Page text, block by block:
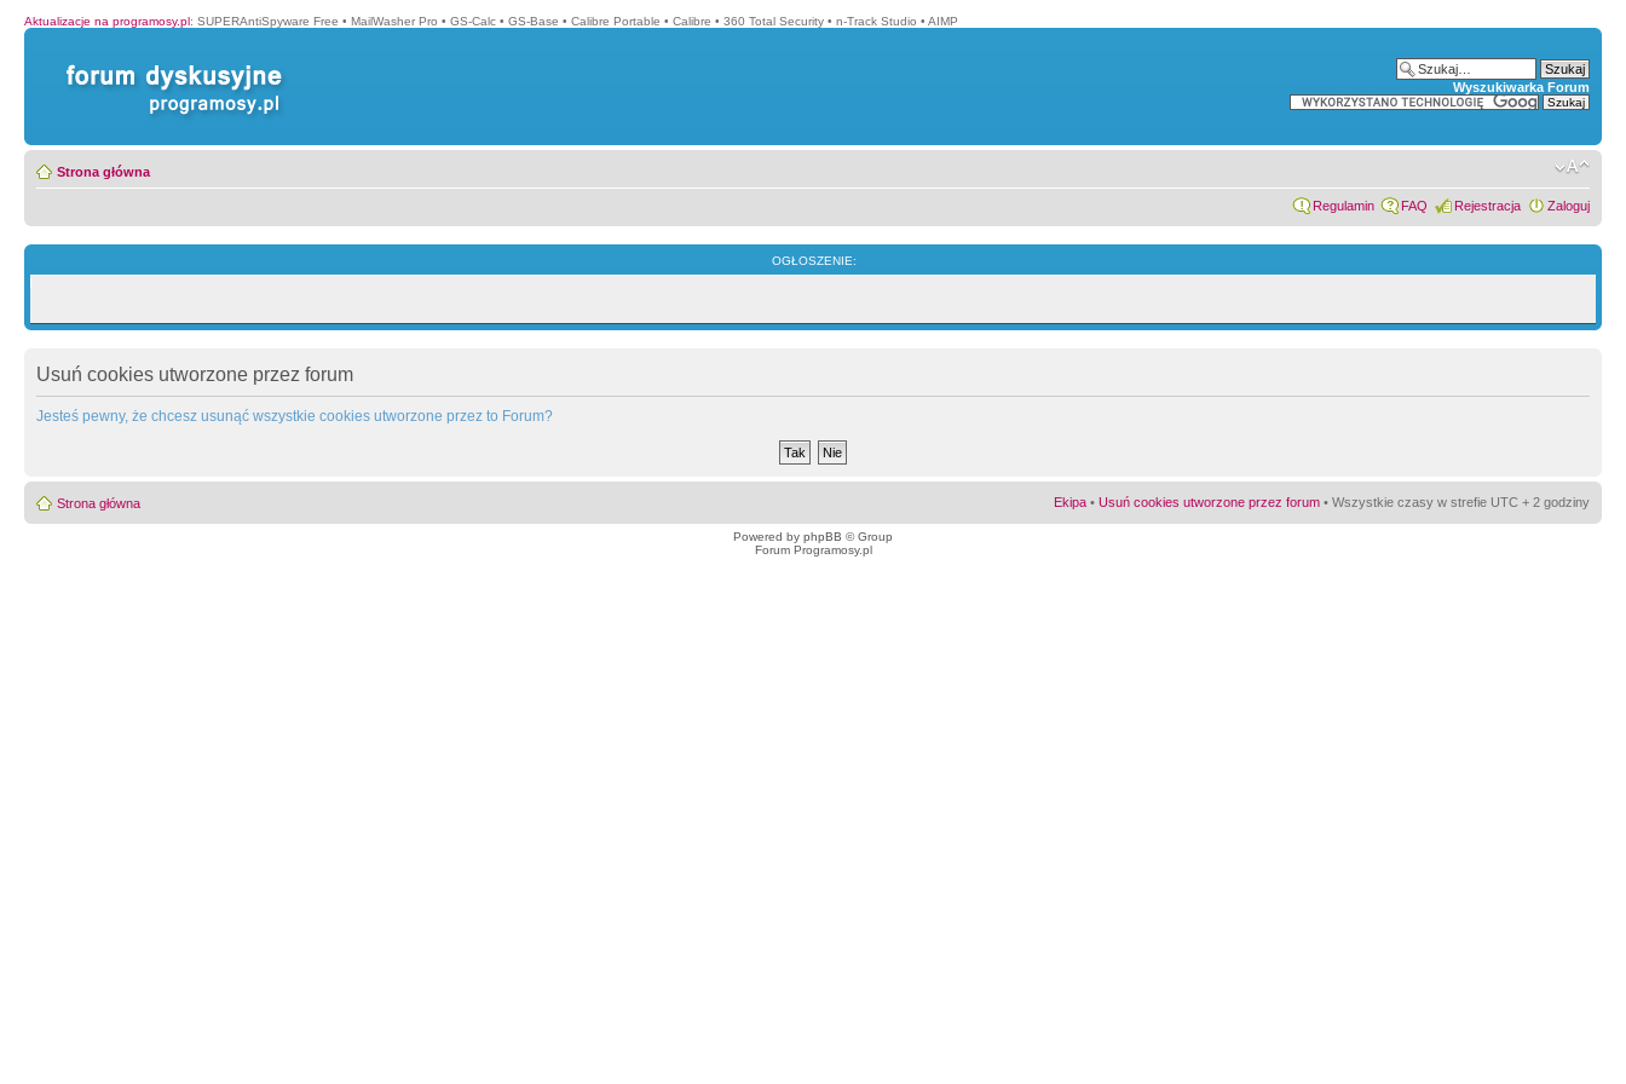
Aktualizacje na programosy.pl: SUPERAntiSpyware Free • MailWasher Pro • GS-Calc • GS-Base • Calibre Portable • Calibre • 360 Total Security • n-Track Studio • AIMP
Wyszukiwarka Forum
Strona główna
Regulamin FAQ Rejestracja Zaloguj
OGŁOSZENIE:
Usuń cookies utworzone przez forum
Jesteś pewny, że chcesz usunąć wszystkie cookies utworzone przez to Forum?
Strona główna Ekipa • Usuń cookies utworzone przez forum • Wszystkie czasy w strefie UTC + 2 godziny
Powered by phpBB © Group
Forum Programosy.pl